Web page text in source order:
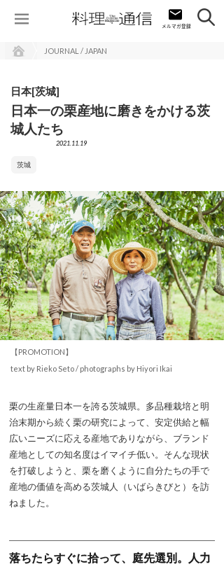
JOURNAL / JAPAN
日本[茨城]
日本一の栗産地に磨きをかける茨
城人たち
2021.11.19
茨城
【PROMOTION】
text by Rieko Seto / photographs by Hiyori Ikai
栗の生産量日本一を誇る茨城県。多品種栽培と明
治末期から続く栗の研究によって、安定供給と幅
広いニーズに応える産地でありながら、ブランド
産地としての知名度はイマイチ低い。そんな現状
を打破しようと、栗を磨くように自分たちの手で
産地の価値を高める茨城人（いばらきびと）を訪
ねました。
落ちたらすぐに拾って、庭先選別。人力